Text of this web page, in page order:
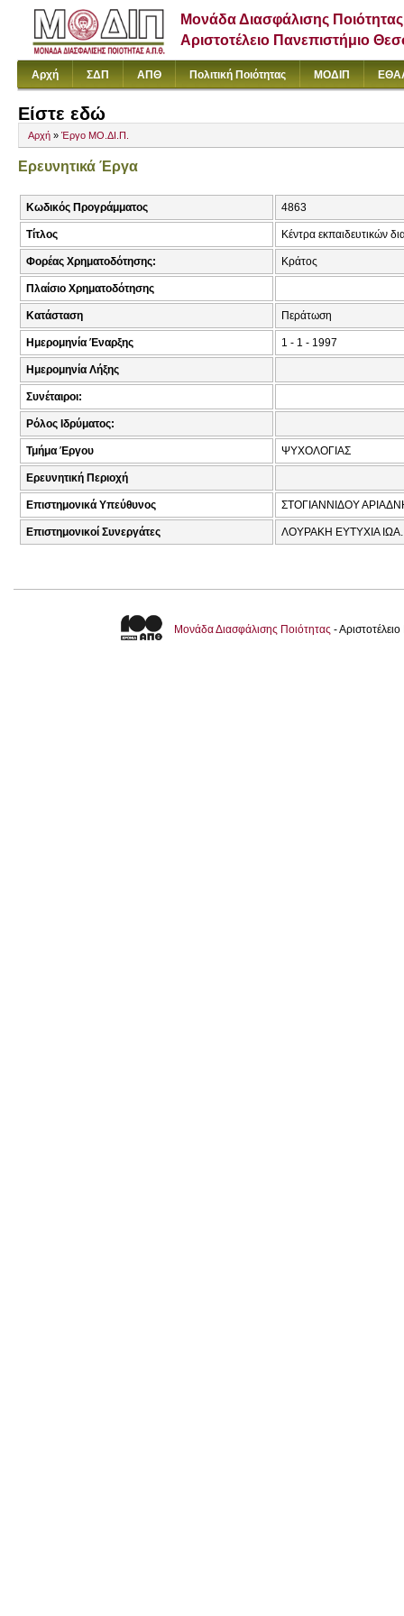
Μονάδα Διασφάλισης Ποιότητας
Αριστοτέλειο Πανεπιστήμιο
Αρχή ΣΔΠ ΑΠΘ Πολιτική Ποιότητας ΜΟΔΙΠ
Είστε εδώ
Αρχή » Έργο ΜΟ.ΔΙ.Π.
Ερευνητικά Έργα
Κωδικός Προγράμματος 4863
Τίτλος Κέντρα εκπαιδευτικών
Φορέας Χρηματοδότησης: Κράτος
Πλαίσιο Χρηματοδότησης
Κατάσταση Περάτωση
Ημερομηνία Έναρξης 1 - 1 - 1997
Ημερομηνία Λήξης
Συνέταιροι:
Ρόλος Ιδρύματος:
Τμήμα Έργου ΨΥΧΟΛΟΓΙΑΣ
Ερευνητική Περιοχή
Επιστημονικά Υπεύθυνος ΣΤΟΓΙΑΝΝΙΔΟΥ
Επιστημονικοί Συνεργάτες ΛΟΥΡΑΚΗ ΕΥΤΥΧΙΑ
Μονάδα Διασφάλισης Ποιότητας -